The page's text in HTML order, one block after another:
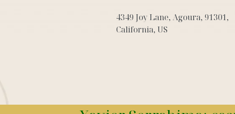
4349 Joy Lane, Agoura, 91301,
California, US